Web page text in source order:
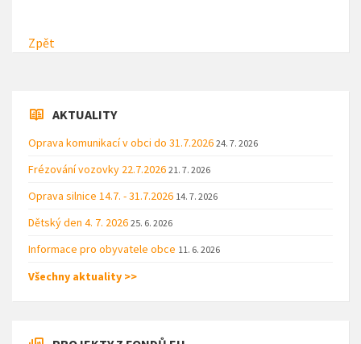
Zpět
AKTUALITY
Oprava komunikací v obci do 31.7.2026 24. 7. 2026
Frézování vozovky 22.7.2026 21. 7. 2026
Oprava silnice 14.7. - 31.7.2026 14. 7. 2026
Dětský den 4. 7. 2026 25. 6. 2026
Informace pro obyvatele obce 11. 6. 2026
Všechny aktuality >>